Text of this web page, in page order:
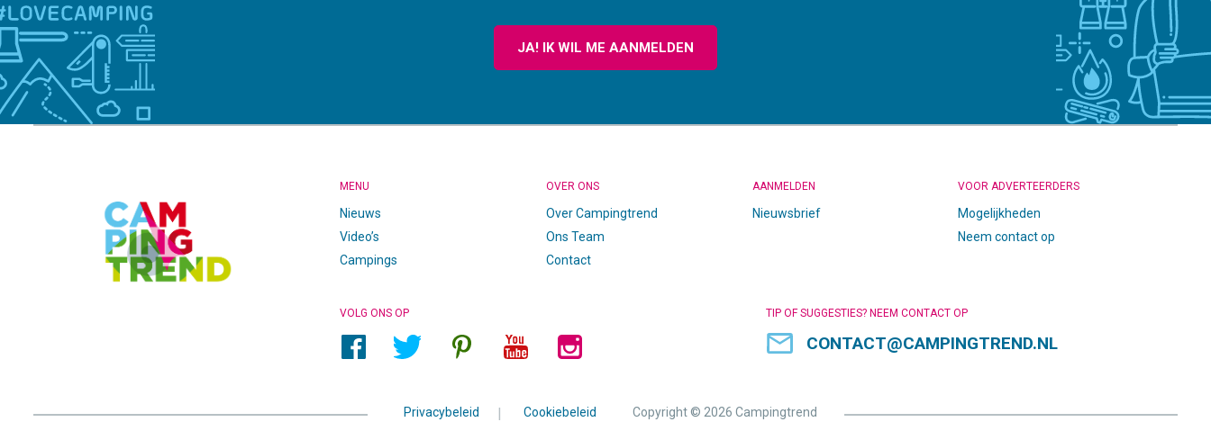
JA! IK WIL ME AANMELDEN
MENU
Nieuws
Video’s
Campings
OVER ONS
Over Campingtrend
Ons Team
Contact
AANMELDEN
Nieuwsbrief
VOOR ADVERTEERDERS
Mogelijkheden
Neem contact op
VOLG ONS OP TIP OF SUGGESTIES? NEEM CONTACT OP
CONTACT@CAMPINGTREND.NL
Privacybeleid | Cookiebeleid Copyright © 2026 Campingtrend